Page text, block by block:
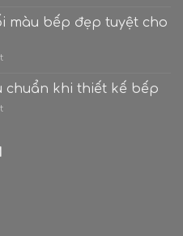
cây
đình?
Ý
biến
thượng
tông
màu bếp đẹp tuyệt cho
ở
công
phối
chuẩn khi thiết kế bếp
ở